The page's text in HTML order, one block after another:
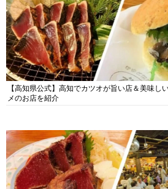
【高知県公式】高知でカツオが旨い店＆美味し
メのお店を紹介